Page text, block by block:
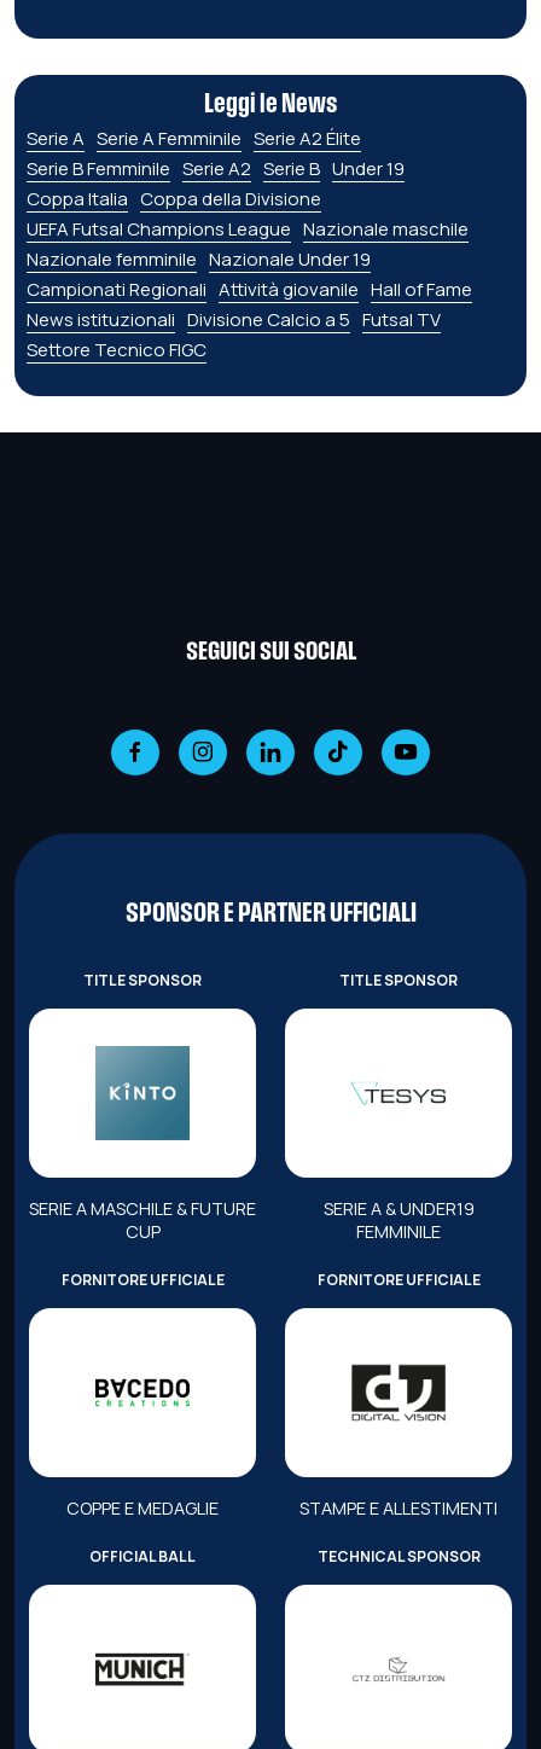
Leggi le News
Serie A Serie A Femminile Serie A2 Élite
Serie B Femminile Serie A2 Serie B Under 19
Coppa Italia Coppa della Divisione
UEFA Futsal Champions League Nazionale maschile
Nazionale femminile Nazionale Under 19
Campionati Regionali Attività giovanile Hall of Fame
News istituzionali Divisione Calcio a 5 Futsal TV
Settore Tecnico FIGC
SEGUICI SUI SOCIAL
SPONSOR E PARTNER UFFICIALI
TITLE SPONSOR
SERIE A MASCHILE & FUTURE
CUP
TITLE SPONSOR
SERIE A & UNDER19
FEMMINILE
FORNITORE UFFICIALE
COPPE E MEDAGLIE
FORNITORE UFFICIALE
STAMPE E ALLESTIMENTI
OFFICIAL BALL TECHNICAL SPONSOR